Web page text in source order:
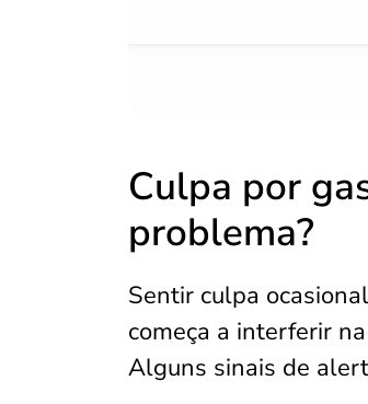
Culpa por
problema?
Sentir culpa
começa a interferir
Alguns sinais de